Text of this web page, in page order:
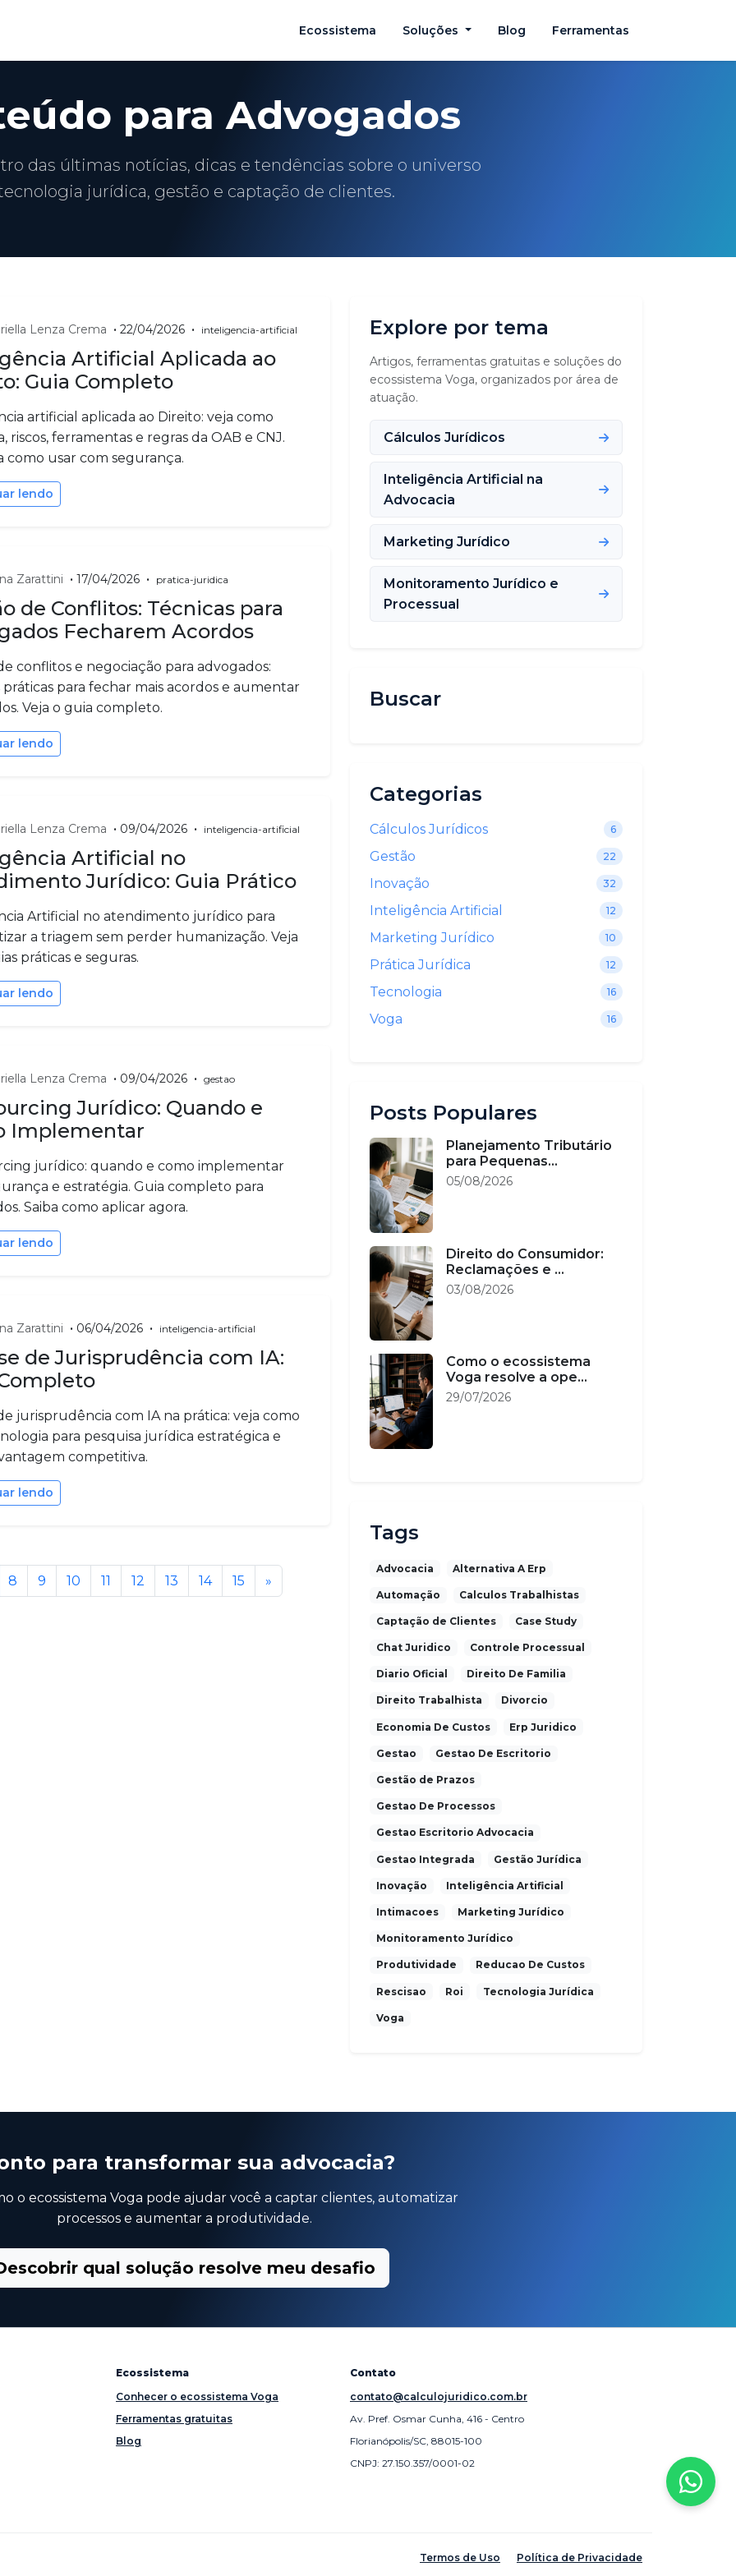
Ecossistema Soluções Blog Ferramentas
para Advogados
das últimas notícias, dicas e tendências sobre o universo
jurídica, gestão e captação de clientes.
Lenza Crema • 22/04/2026 • inteligencia-artificial
Artificial Aplicada ao
Guia Completo
artificial aplicada ao Direito: veja como
riscos, ferramentas e regras da OAB e CNJ.
como usar com segurança.
lendo
Zarattini • 17/04/2026 • pratica-juridica
de Conflitos: Técnicas para
Fecharem Acordos
conflitos e negociação para advogados:
práticas para fechar mais acordos e aumentar
Veja o guia completo.
lendo
Lenza Crema • 09/04/2026 • inteligencia-artificial
Artificial no
Jurídico: Guia Prático
Artificial no atendimento jurídico para
a triagem sem perder humanização. Veja
práticas e seguras.
lendo
Lenza Crema • 09/04/2026 • gestao
Jurídico: Quando e
Implementar
jurídico: quando e como implementar
e estratégia. Guia completo para
Saiba como aplicar agora.
lendo
Zarattini • 06/04/2026 • inteligencia-artificial
de Jurisprudência com IA:
jurisprudência com IA na prática: veja como
para pesquisa jurídica estratégica e
competitiva.
lendo
8 9 10 11 12 13 14 15 »
Explore por tema
Artigos, ferramentas gratuitas e soluções do
ecossistema Voga, organizados por área de
atuação.
Cálculos Jurídicos
Inteligência Artificial na
Advocacia
Marketing Jurídico
Monitoramento Jurídico e
Processual
Buscar
Categorias
Cálculos Jurídicos 6
Gestão 22
Inovação 32
Inteligência Artificial 12
Marketing Jurídico 10
Prática Jurídica 12
Tecnologia 16
Voga 16
Posts Populares
Planejamento Tributário
para Pequenas...
05/08/2026
Direito do Consumidor:
Reclamações e ...
03/08/2026
Como o ecossistema
Voga resolve a ope...
29/07/2026
Tags
Advocacia Alternativa A Erp
Automação Calculos Trabalhistas
Captação de Clientes Case Study
Chat Juridico Controle Processual
Diario Oficial Direito De Familia
Direito Trabalhista Divorcio
Economia De Custos Erp Juridico
Gestao Gestao De Escritorio
Gestão de Prazos
Gestao De Processos
Gestao Escritorio Advocacia
Gestao Integrada Gestão Jurídica
Inovação Inteligência Artificial
Intimacoes Marketing Jurídico
Monitoramento Jurídico
Produtividade Reducao De Custos
Rescisao Roi Tecnologia Jurídica
Voga
para transformar sua advocacia?
o ecossistema Voga pode ajudar você a captar clientes, automatizar
processos e aumentar a produtividade.
qual solução resolve meu desafio
Ecossistema
Conhecer o ecossistema Voga
Ferramentas gratuitas
Blog
Contato
contato@calculojuridico.com.br
Av. Pref. Osmar Cunha, 416 - Centro
Florianópolis/SC, 88015-100
CNPJ: 27.150.357/0001-02
Termos de Uso Política de Privacidade